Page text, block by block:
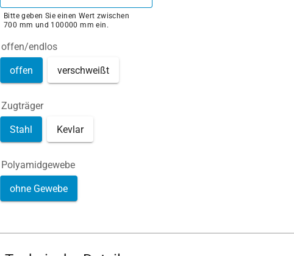
Bitte geben Sie einen Wert zwischen
700 mm und 100000 mm ein.
offen/endlos
offen verschweißt
Zugträger
Stahl Kevlar
Polyamidgewebe
ohne Gewebe